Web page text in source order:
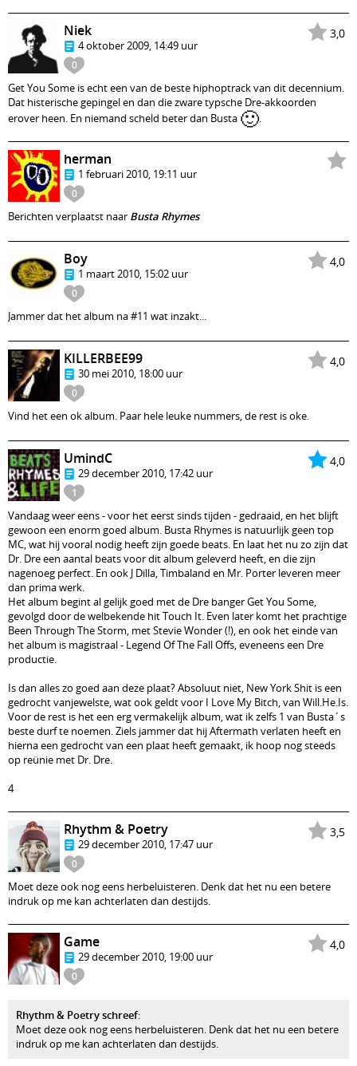
3,0
0
Niek
4 oktober 2009, 14:49 uur
Get You Some is echt een van de beste hiphoptrack van dit decennium.
Dat histerische gepingel en dan die zware typsche Dre-akkoorden
erover heen. En niemand scheld beter dan Busta 🙂.
0
herman
1 februari 2010, 19:11 uur
Berichten verplaatst naar Busta Rhymes
4,0
0
Boy
1 maart 2010, 15:02 uur
Jammer dat het album na #11 wat inzakt...
4,0
0
KILLERBEE99
30 mei 2010, 18:00 uur
Vind het een ok album. Paar hele leuke nummers, de rest is oke.
4,0
1
UmindC
29 december 2010, 17:42 uur
Vandaag weer eens - voor het eerst sinds tijden - gedraaid, en het blijft
gewoon een enorm goed album. Busta Rhymes is natuurlijk geen top
MC, wat hij vooral nodig heeft zijn goede beats. En laat het nu zo zijn dat
Dr. Dre een aantal beats voor dit album geleverd heeft, en die zijn
nagenoeg perfect. En ook J Dilla, Timbaland en Mr. Porter leveren meer
dan prima werk.
Het album begint al gelijk goed met de Dre banger Get You Some,
gevolgd door de welbekende hit Touch It. Even later komt het prachtige
Been Through The Storm, met Stevie Wonder (!), en ook het einde van
het album is magistraal - Legend Of The Fall Offs, eveneens een Dre
productie.
Is dan alles zo goed aan deze plaat? Absoluut niet, New York Shit is een
gedrocht vanjewelste, wat ook geldt voor I Love My Bitch, van Will.He.Is.
Voor de rest is het een erg vermakelijk album, wat ik zelfs 1 van Busta´s
beste durf te noemen. Ziels jammer dat hij Aftermath verlaten heeft en
hierna een gedrocht van een plaat heeft gemaakt, ik hoop nog steeds
op reünie met Dr. Dre.
4
3,5
0
Rhythm & Poetry
29 december 2010, 17:47 uur
Moet deze ook nog eens herbeluisteren. Denk dat het nu een betere
indruk op me kan achterlaten dan destijds.
4,0
0
Game
29 december 2010, 19:00 uur
Rhythm & Poetry schreef:
Moet deze ook nog eens herbeluisteren. Denk dat het nu een betere
indruk op me kan achterlaten dan destijds.